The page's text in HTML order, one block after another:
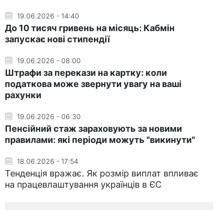
19.06.2026 - 14:40
До 10 тисяч гривень на місяць: Кабмін
запускає нові стипендії
19.06.2026 - 08:00
Штрафи за перекази на картку: коли
податкова може звернути увагу на ваші
рахунки
19.06.2026 - 06:30
Пенсійний стаж зараховують за новими
правилами: які періоди можуть "викинути"
18.06.2026 - 17:54
Тенденція вражає. Як розмір виплат впливає
на працевлаштування українців в ЄС